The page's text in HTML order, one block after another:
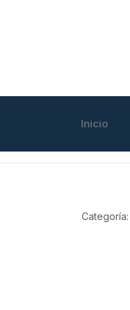
Inicio
Categoría: